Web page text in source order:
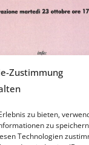
Zustimmung
zu bieten,
zu
Technologien
für die